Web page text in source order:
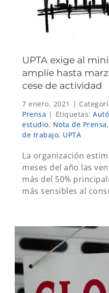
UPTA exige al
amplíe hasta
cese de actividad
7 enero, 2021 |
Prensa | Etiquetas:
estudio, Nota de Prensa,
de trabajo, UPTA
La organización
meses del año las
más del 50%
más sensibles al